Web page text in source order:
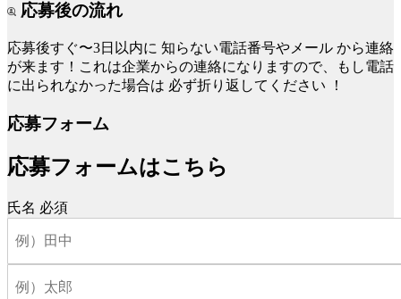
応募後の流れ
応募後すぐ〜3日以内に 知らない電話番号やメール から連絡
が来ます！これは企業からの連絡になりますので、もし電話
に出られなかった場合は 必ず折り返してください ！
応募フォーム
応募フォームはこちら
氏名 必須